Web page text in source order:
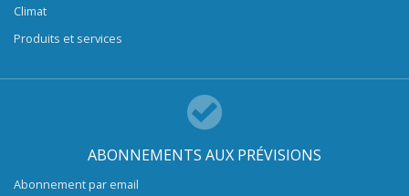
Climat
Produits et services
ABONNEMENTS AUX PRÉVISIONS
Abonnement par email